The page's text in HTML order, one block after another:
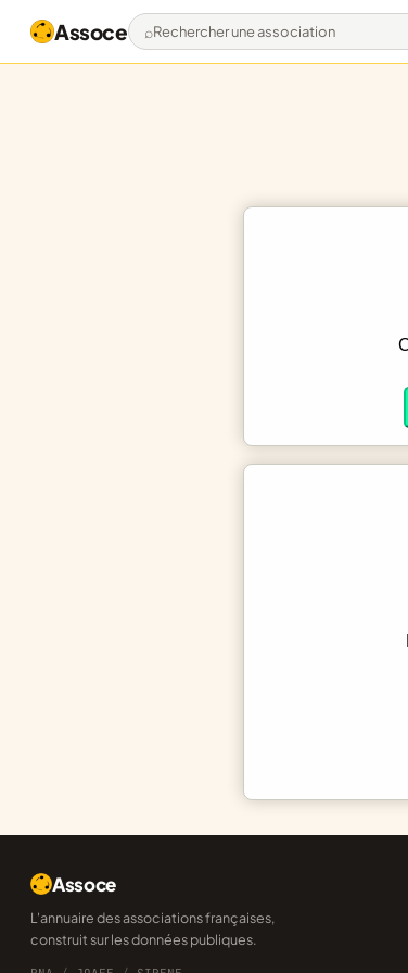
Assoce Rechercher une association
Assoce
L'annuaire des associations françaises,
construit sur les données publiques.